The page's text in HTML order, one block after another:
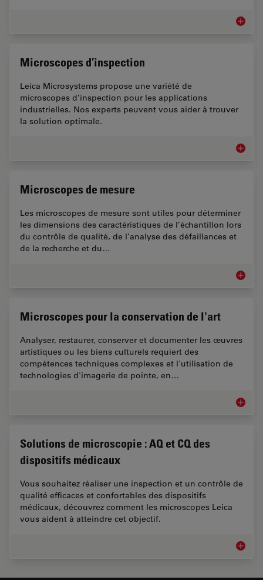
Microscopes d’inspection
Leica Microsystems propose une variété de
microscopes d’inspection pour les applications
industrielles. Nos experts peuvent vous aider à trouver
la solution optimale.
Microscopes de mesure
Les microscopes de mesure sont utiles pour déterminer
les dimensions des caractéristiques de l’échantillon lors
du contrôle de qualité, de l’analyse des défaillances et
de la recherche et du…
Microscopes pour la conservation de l'art
Analyser, restaurer, conserver et documenter les œuvres
artistiques ou les biens culturels requiert des
compétences techniques complexes et l'utilisation de
technologies d'imagerie de pointe, en…
Solutions de microscopie : AQ et CQ des
dispositifs médicaux
Vous souhaitez réaliser une inspection et un contrôle de
qualité efficaces et confortables des dispositifs
médicaux, découvrez comment les microscopes Leica
vous aident à atteindre cet objectif.